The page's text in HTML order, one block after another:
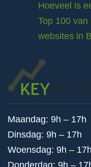
Hoeveel is
Top 100
websites in
Maandag: 9h – 17h
Dinsdag: 9h – 17h
Woensdag: 9h – 17h
Donderdag: 9h –